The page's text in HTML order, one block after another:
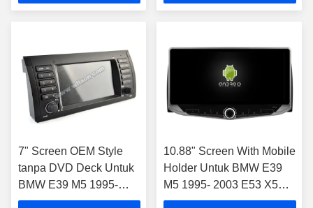
7" Screen OEM Style
tanpa DVD Deck Untuk
BMW E39 M5 1995-
2003 E53 X5 2000-2007
10.88" Screen With Mobile
Holder Untuk BMW E39
M5 1995- 2003 E53 X5
2000-2007 1995-2003 M5